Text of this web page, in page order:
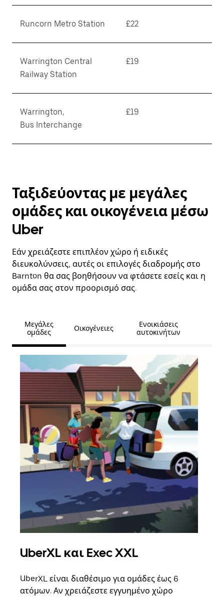
Runcorn Metro Station £22
Warrington Central
Railway Station
£19
Warrington,
Bus Interchange
£19
Ταξιδεύοντας με μεγάλες
ομάδες και οικογένεια μέσω
Uber
Εάν χρειάζεστε επιπλέον χώρο ή ειδικές
διευκολύνσεις, αυτές οι επιλογές διαδρομής στο
Barnton θα σας βοηθήσουν να φτάσετε εσείς και η
ομάδα σας στον προορισμό σας.
Μεγάλες
ομάδες
Οικογένειες
Ενοικιάσεις
αυτοκινήτων
UberXL και Exec XXL
UberXL είναι διαθέσιμο για ομάδες έως 6
ατόμων. Αν χρειάζεστε εγγυημένο χώρο